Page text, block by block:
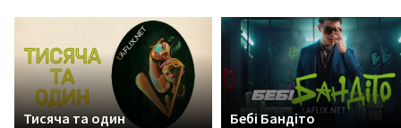
Тисяча та один Бебі Бандіто